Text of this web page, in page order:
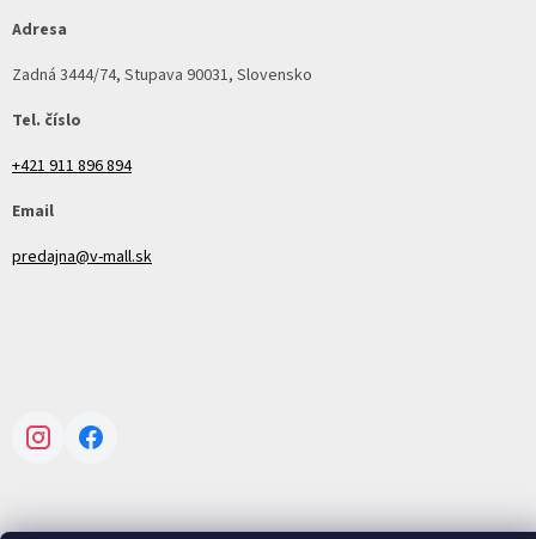
Adresa
Zadná 3444/74, Stupava 90031, Slovensko
Tel. číslo
+421 911 896 894
Email
predajna@v-mall.sk
InstagramFacebook